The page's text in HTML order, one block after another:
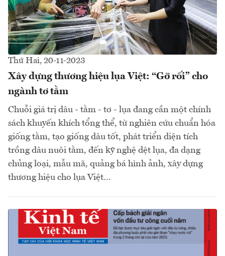
Thứ Hai, 20-11-2023
Xây dựng thương hiệu lụa Việt: “Gỡ rối” cho
ngành tơ tằm
Chuỗi giá trị dâu - tằm - tơ - lụa đang cần một chính
sách khuyến khích tổng thể, từ nghiên cứu chuẩn hóa
giống tằm, tạo giống dâu tốt, phát triển diện tích
trồng dâu nuôi tằm, đến kỹ nghệ dệt lụa, đa dạng
chủng loại, mẫu mã, quảng bá hình ảnh, xây dựng
thương hiệu cho lụa Việt…